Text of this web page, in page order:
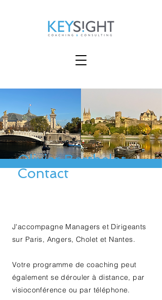
Olivier Berthelot
Contact
J'accompagne Managers et Dirigeants
sur Paris, Angers, Cholet et Nantes.
Votre programme de coaching peut
également se dérouler à distance, par
visioconférence ou par téléphone.